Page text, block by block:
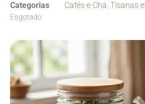
Categorias
Cafés e Chá, Tisanas
Esgotado